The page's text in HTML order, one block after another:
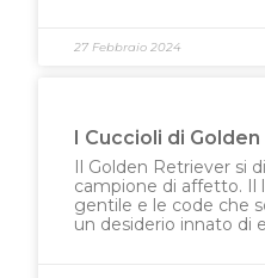
27 Febbraio 2024
I Cuccioli di
Il Golden Retriever si
campione di affetto.
gentile e le code che
un desiderio innato di